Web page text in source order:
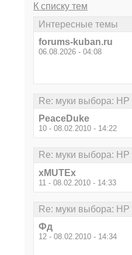
К списку тем
Интересные темы
forums-kuban.ru
06.08.2026 - 04:08
Re: муки выбора:
PeaceDuke
10 - 08.02.2010 - 14:22
Re: муки выбора:
xMUTEx
11 - 08.02.2010 - 14:33
Re: муки выбора:
Фд
12 - 08.02.2010 - 14:34